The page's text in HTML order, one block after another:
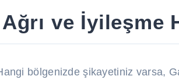
ve İyileşme
bölgenizde şikayetiniz varsa,